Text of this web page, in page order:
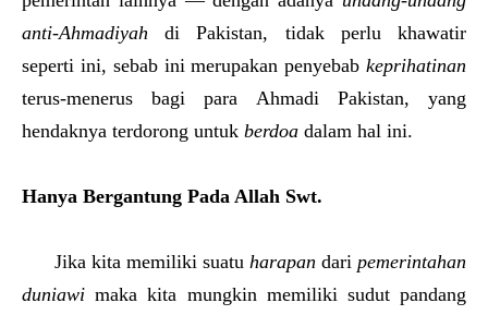
anti-Ahmadiyah di Pakistan, tidak perlu khawatir
seperti ini, sebab ini merupakan penyebab keprihatinan
terus-menerus bagi para Ahmadi Pakistan, yang
hendaknya terdorong untuk berdoa dalam hal ini.
Hanya Bergantung Pada Allah Swt.
Jika kita memiliki suatu harapan dari pemerintahan
duniawi maka kita mungkin memiliki sudut pandang